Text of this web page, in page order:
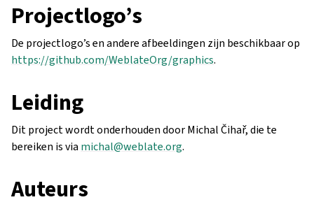
Projectlogo’s
De projectlogo’s en andere afbeeldingen zijn beschikbaar op
https://github.com/WeblateOrg/graphics.
Leiding
Dit project wordt onderhouden door Michal Čihař, die te
bereiken is via michal@weblate.org.
Auteurs